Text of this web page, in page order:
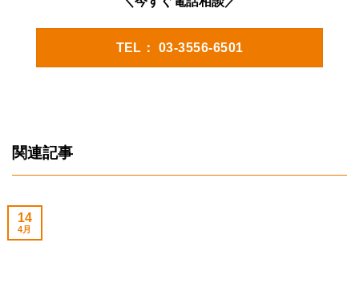
TEL： 03-3556-6501
関連記事
14
4月